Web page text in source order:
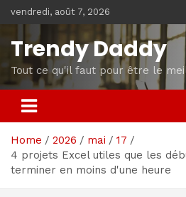
to
content
vendredi, août 7, 2026
Trendy Daddy
Tout ce qu'il faut pour être le
Home 2026 mai
17
4 projets Excel utiles que les
terminer en moins d'une heure